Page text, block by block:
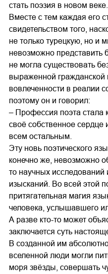
стать поэзия в новом
Вместе с тем каждая его
свидетельством того,
не только турецкую, но и
невозможно представить
не могла существовать
выраженной
вовлеченности в реалии
поэтому он и говорил:
– Профессия поэта стала
своё собственное сердце
всем остальным.
Эту новь поэтического
конечно же, невозможно
то научных исследований
изысканий. Во всей этой
притягательная магия
человека, услышавшего
А разве кто-то может
заключается суть
В созданной им
вселенной люди могли
моря звёзды, совершать